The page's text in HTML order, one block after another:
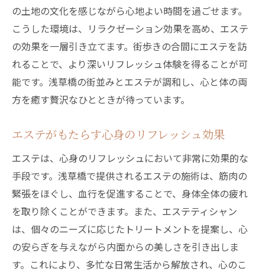
の土地の文化を感じながら心地よい時間を過ごせます。
こうした環境は、リラクゼーション効果を高め、エステ
の効果を一層引き立てます。街歩きの合間にエステを訪
れることで、より深いリフレッシュ体験を得ることが可
能です。浅草橋の街並みとエステが調和し、心と体の両
方を癒す贅沢なひとときが待っています。
エステがもたらす心身のリフレッシュ効果
エステは、心身のリフレッシュにおいて非常に効果的な
手段です。浅草橋で提供されるエステの施術は、筋肉の
緊張をほぐし、血行を促進することで、身体全体の疲れ
を取り除くことができます。また、エステティシャン
は、個々のニーズに応じたトリートメントを提案し、心
の安らぎを与えながら内面からの美しさを引き出しま
す。これにより、多忙な日常生活から解放され、心のこ